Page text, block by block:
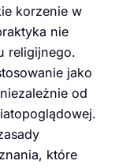
korzenie w
nie
religijnego.
jako
od
które